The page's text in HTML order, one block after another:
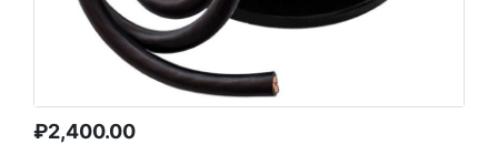
₽2,400.00